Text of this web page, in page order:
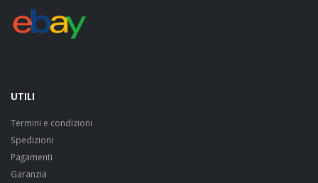
UTILI
Termini e condizioni
Spedizioni
Pagamenti
Garanzia